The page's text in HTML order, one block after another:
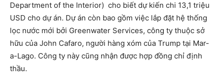
Department of the Interior) cho biết dự kiến chi 13,1 triệu
USD cho dự án. Dự án còn bao gồm việc lắp đặt hệ thống
lọc nước mới bởi Greenwater Services, công ty thuộc sở
hữu của John Cafaro, người hàng xóm của Trump tại Mar-
a-Lago. Công ty này cũng nhận được hợp đồng chỉ định
thầu.